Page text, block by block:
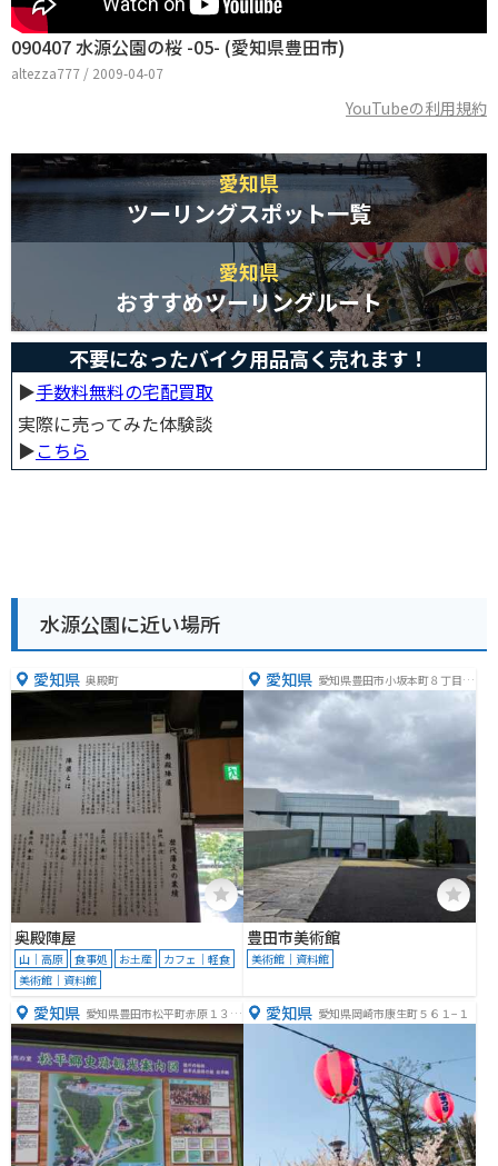
090407 水源公園の桜 -05- (愛知県豊田市)
altezza777 / 2009-04-07
YouTubeの利用規約
愛知県
ツーリングスポット一覧
愛知県
おすすめツーリングルート
不要になったバイク用品高く売れます！
▶︎手数料無料の宅配買取
実際に売ってみた体験談
▶︎こちら
水源公園に近い場所
愛知県 奥殿町
奥殿陣屋
山｜高原 食事処 お土産
カフェ｜軽食
美術館｜資料館
愛知県 愛知県豊田市小坂本町８丁目５
−１
豊田市美術館
美術館｜資料館
愛知県 愛知県豊田市松平町赤原１３
−９
愛知県 愛知県岡崎市康生町５６１−１